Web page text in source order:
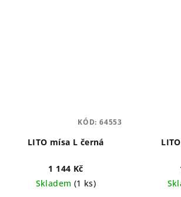
LITO mísa L černá
1 144 Kč
Skladem (1 ks)
KÓD: 64553